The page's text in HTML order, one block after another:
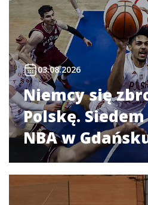
03.08.2026
Niemcy się
Polskę.
NBA w